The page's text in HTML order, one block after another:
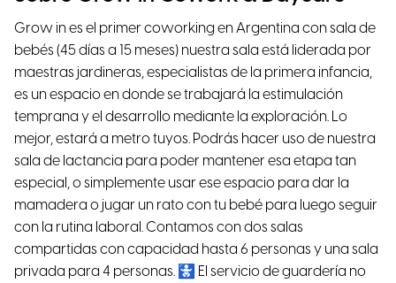
Grow in es el primer coworking en Argentina con sala de
bebés (45 días a 15 meses) nuestra sala está liderada por
maestras jardineras, especialistas de la primera infancia,
es un espacio en donde se trabajará la estimulación
temprana y el desarrollo mediante la exploración. Lo
mejor, estará a metro tuyos. Podrás hacer uso de nuestra
sala de lactancia para poder mantener esa etapa tan
especial, o simplemente usar ese espacio para dar la
mamadera o jugar un rato con tu bebé para luego seguir
con la rutina laboral. Contamos con dos salas
compartidas con capacidad hasta 6 personas y una sala
privada para 4 personas. 🚼 El servicio de guardería no